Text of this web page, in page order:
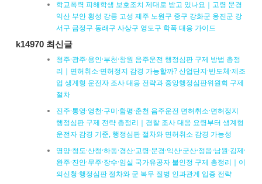
학교폭력 피해학생 보호조치 제대로 받고 있나요｜고령 문경
익산 부안 횡성 강릉 고성 제주 노원구 중구 강화군 옹진군 강
서구 금정구 동래구 사상구 영도구 학폭 대응 가이드
k14970 최신글
청주·광주·용인·부천·창원 음주운전 행정심판 구제 방법 총정
리｜면허취소·면허정지 감경 가능할까? 산업단지·반도체·제조
업 생계형 운전자 조사 대응 전략과 중앙행정심판위원회 구제
절차
진주·통영·영천·구미·함평·춘천 음주운전 면허취소·면허정지
행정심판 구제 전략 총정리｜경찰 조사 대응 요령부터 생계형
운전자 감경 기준, 행정심판 절차와 면허취소 감경 가능성
영양·청도·산청·하동·경산·고령·문경·익산·군산·정읍·남원·김제·
완주·진안·무주·장수·임실 국가유공자 불인정 구제 총정리｜이
의신청·행정심판 절차와 군 복무 질병 인과관계 입증 전략